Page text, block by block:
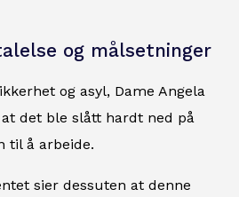
og målsetninger
og asyl, Dame Angela
det ble slått hardt ned på
til å arbeide.
sier dessuten at denne